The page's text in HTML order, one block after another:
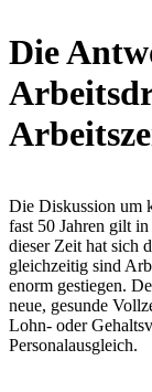
Die
Die Diskussion um
fast 50 Jahren gilt
dieser Zeit hat sich
gleichzeitig sind
enorm gestiegen.
neue, gesunde
Lohn- oder
Personalausgleich.